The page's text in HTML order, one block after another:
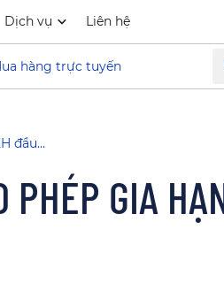
Dịch vụ Liên hệ
hàng trực tuyến
đầu…
GIA